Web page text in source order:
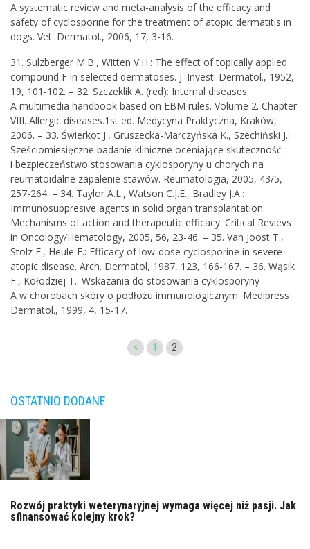
A systematic review and meta-analysis of the efficacy and
safety of cyclosporine for the treatment of atopic dermatitis in
dogs. Vet. Dermatol., 2006, 17, 3-16.
31. Sulzberger M.B., Witten V.H.: The effect of topically applied
compound F in selected dermatoses. J. Invest. Dermatol., 1952,
19, 101-102. – 32. Szczeklik A. (red): Internal diseases.
A multimedia handbook based on EBM rules. Volume 2. Chapter
VIII. Allergic diseases.1st ed. Medycyna Praktyczna, Kraków,
2006. – 33. Świerkot J., Gruszecka-Marczyńska K., Szechiński J.:
Sześciomiesięczne badanie kliniczne oceniające skuteczność
i bezpieczeństwo stosowania cyklosporyny u chorych na
reumatoidalne zapalenie stawów. Reumatologia, 2005, 43/5,
257-264. – 34. Taylor A.L., Watson C.J.E., Bradley J.A.:
Immunosuppresive agents in solid organ transplantation:
Mechanisms of action and therapeutic efficacy. Critical Revievs
in Oncology/Hematology, 2005, 56, 23-46. – 35. Van Joost T.,
Stolz E., Heule F.: Efficacy of low-dose cyclosporine in severe
atopic disease. Arch. Dermatol, 1987, 123, 166-167. – 36. Wąsik
F., Kołodziej T.: Wskazania do stosowania cyklosporyny
A w chorobach skóry o podłożu immunologicznym. Medipress
Dermatol., 1999, 4, 15-17.
< 1 2
OSTATNIO DODANE
Rozwój praktyki weterynaryjnej wymaga więcej niż pasji. Jak
sfinansować kolejny krok?